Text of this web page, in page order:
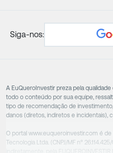
Siga-nos:
A EuQueroInvestir preza pela
todo o conteúdo por sua equipe,
tipo de recomendação de
danos (diretos, indiretos e incidentais),
O portal www.euqueroinvestir.com é de
Tecnologia Ltda. (CNPJ/MF nº